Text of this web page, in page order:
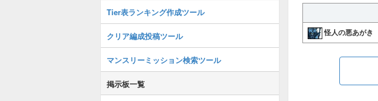
怪人の悪あがき
Tier表ランキング作成ツール
クリア編成投稿ツール
マンスリーミッション検索ツール
掲示板一覧